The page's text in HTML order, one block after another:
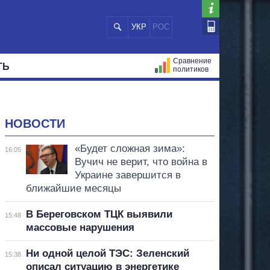
УКР РОС
Сравнение
политиков
НОВОСТИ
16:05
«Будет сложная зима»:
Вучич не верит, что война в
Украине завершится в
ближайшие месяцы
15:48
В Береговском ТЦК выявили
массовые нарушения
15:38
Ни одной целой ТЭС: Зеленский
описал ситуацию в энергетике